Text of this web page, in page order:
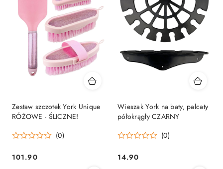
Zestaw szczotek York Unique
RÓŻOWE - ŚLICZNE!
(0)
Cena:
101.90
Wieszak York na baty, palcaty
półokrągły CZARNY
(0)
Cena:
14.90